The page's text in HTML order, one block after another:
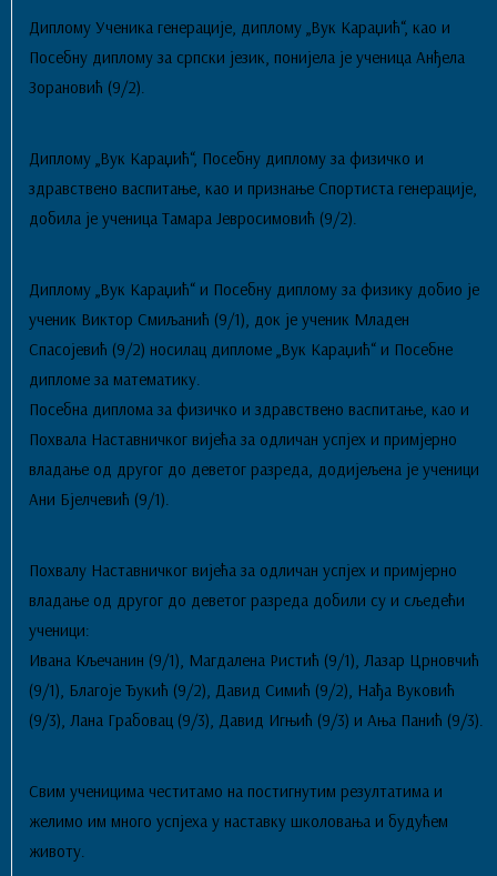
Диплому Ученика генерације, диплому „Вук Караџић“, као и
Посебну диплому за српски језик, понијела је ученица Анђела
Зорановић (9/2).
Диплому „Вук Караџић“, Посебну диплому за физичко и
здравствено васпитање, као и признање Спортиста генерације,
добила је ученица Тамара Јевросимовић (9/2).
Диплому „Вук Караџић“ и Посебну диплому за физику добио је
ученик Виктор Смиљанић (9/1), док је ученик Младен
Спасојевић (9/2) носилац дипломе „Вук Караџић“ и Посебне
дипломе за математику.
Посебна диплома за физичко и здравствено васпитање, као и
Похвала Наставничког вијећа за одличан успјех и примјерно
владање од другог до деветог разреда, додијељена је ученици
Ани Бјелчевић (9/1).
Похвалу Наставничког вијећа за одличан успјех и примјерно
владање од другог до деветог разреда добили су и сљедећи
ученици:
Ивана Кљечанин (9/1), Магдалена Ристић (9/1), Лазар Црновчић
(9/1), Благоје Ђукић (9/2), Давид Симић (9/2), Нађа Вуковић
(9/3), Лана Грабовац (9/3), Давид Игњић (9/3) и Ања Панић (9/3).
Свим ученицима честитамо на постигнутим резултатима и
желимо им много успјеха у наставку школовања и будућем
животу.